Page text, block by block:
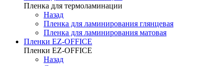
Пленка для термоламинации
Назад
Пленка для ламинирования глянцевая
Пленка для ламинирования матовая
Пленки EZ-OFFICE
Пленки EZ-OFFICE
Назад